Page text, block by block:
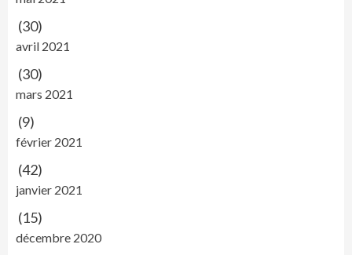
(30)
avril 2021
(30)
mars 2021
(9)
février 2021
(42)
janvier 2021
(15)
décembre 2020